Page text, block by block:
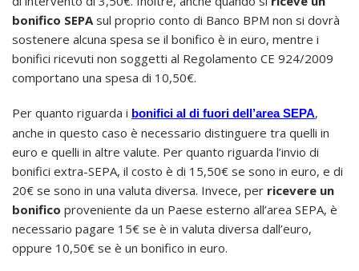
bonifico SEPA sul proprio conto di Banco BPM non si dovrà
sostenere alcuna spesa se il bonifico è in euro, mentre i
bonifici ricevuti non soggetti al Regolamento CE 924/2009
comportano una spesa di 10,50€.
Per quanto riguarda i bonifici al di fuori dell’area SEPA,
anche in questo caso è necessario distinguere tra quelli in
euro e quelli in altre valute. Per quanto riguarda l’invio di
bonifici extra-SEPA, il costo è di 15,50€ se sono in euro, e di
20€ se sono in una valuta diversa. Invece, per ricevere un
bonifico proveniente da un Paese esterno all’area SEPA, è
necessario pagare 15€ se è in valuta diversa dall’euro,
oppure 10,50€ se è un bonifico in euro.